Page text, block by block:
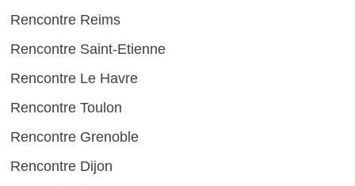
Rencontre Reims
Rencontre Saint-Etienne
Rencontre Le Havre
Rencontre Toulon
Rencontre Grenoble
Rencontre Dijon